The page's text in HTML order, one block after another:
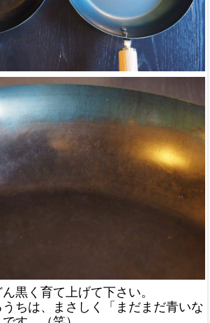
黒く育て上げて下さい。
ちは、まさしく「まだまだ青いな